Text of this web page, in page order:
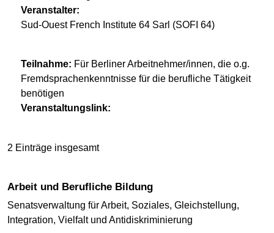
Veranstalter:
Sud-Ouest French Institute 64 Sarl (SOFI 64)
Teilnahme: Für Berliner Arbeitnehmer/innen, die o.g.
Fremdsprachenkenntnisse für die berufliche Tätigkeit
benötigen
Veranstaltungslink:
2 Einträge insgesamt
Arbeit und Berufliche Bildung
Senatsverwaltung für Arbeit, Soziales, Gleichstellung,
Integration, Vielfalt und Antidiskriminierung